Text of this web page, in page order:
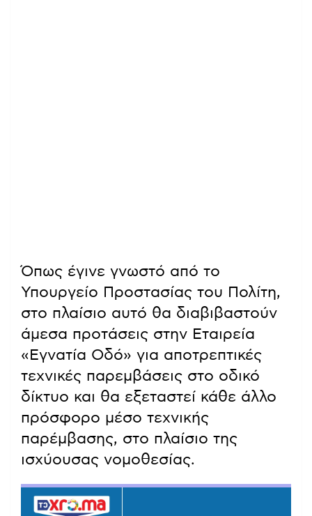
Όπως έγινε γνωστό από το
Υπουργείο Προστασίας του Πολίτη,
στο πλαίσιο αυτό θα διαβιβαστούν
άμεσα προτάσεις στην Εταιρεία
«Εγνατία Οδό» για αποτρεπτικές
τεχνικές παρεμβάσεις στο οδικό
δίκτυο και θα εξεταστεί κάθε άλλο
πρόσφορο μέσο τεχνικής
παρέμβασης, στο πλαίσιο της
ισχύουσας νομοθεσίας.